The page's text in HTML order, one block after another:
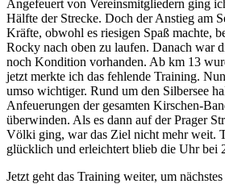
Angefeuert von Vereinsmitgliedern ging
Hälfte der Strecke. Doch der Anstieg am
Kräfte, obwohl es riesigen Spaß machte,
Rocky nach oben zu laufen. Danach war
noch Kondition vorhanden. Ab km 13
jetzt merkte ich das fehlende Training.
umso wichtiger. Rund um den Silbersee
Anfeuerungen der gesamten Kirschen-
überwinden. Als es dann auf der Prager
Völki ging, war das Ziel nicht mehr weit.
glücklich und erleichtert blieb die Uhr bei
Jetzt geht das Training weiter, um